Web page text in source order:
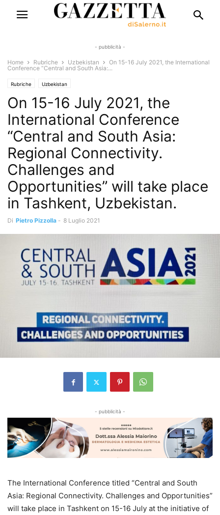
- pubblicità -
Home Rubriche Uzbekistan
On 15-16 July 2021, the International
Conference “Central and South Asia:...
Rubriche Uzbekistan
On 15-16 July 2021, the
International Conference
“Central and South Asia:
Regional Connectivity.
Challenges and
Opportunities” will take place
in Tashkent, Uzbekistan.
Di Pietro Pizzolla - 8 Luglio 2021
- pubblicità -
The International Conference titled “Central and South
Asia: Regional Connectivity. Challenges and Opportunities”
will take place in Tashkent on 15-16 July at the initiative of